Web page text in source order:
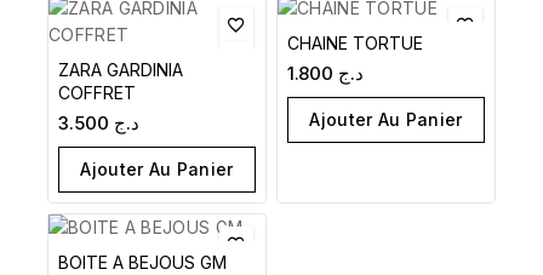
ZARA GARDINIA
COFFRET
د.ج
Ajouter Au Panier
CHAINE TORTUE
د.ج
Ajouter Au Panier
BOITE A BEJOUS GM